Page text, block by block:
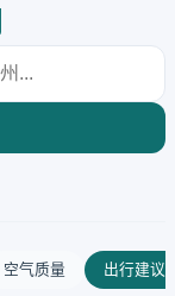
空气质量 出行建议